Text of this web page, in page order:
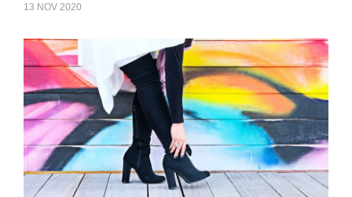
13 NOV 2020